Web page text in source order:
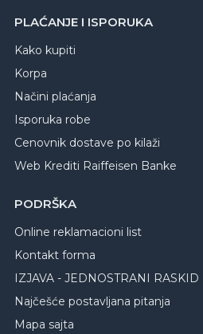
PLAĆANJE I ISPORUKA
Kako kupiti
Korpa
Načini plaćanja
Isporuka robe
Cenovnik dostave po kilaži
Web Krediti Raiffeisen Banke
PODRŠKA
Online reklamacioni list
Kontakt forma
IZJAVA - JEDNOSTRANI RASKID
Najčešće postavljana pitanja
Mapa sajta